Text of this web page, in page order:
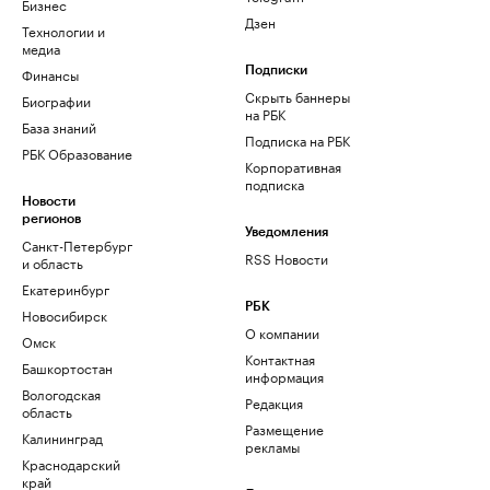
Технологии и
медиа
Финансы
Биографии
База знаний
РБК Образование
Новости
регионов
Санкт-Петербург
и область
Екатеринбург
Новосибирск
Омск
Башкортостан
Вологодская
область
Калининград
Краснодарский
край
Дзен
Подписки
Скрыть баннеры
на РБК
Подписка на РБК
Корпоративная
подписка
Уведомления
RSS Новости
РБК
О компании
Контактная
информация
Редакция
Размещение
рекламы